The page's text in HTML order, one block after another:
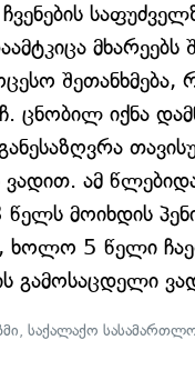
მხარეებს
შეთანხმება,
ცნობილ იქნა
ამ
მოიხდის
ხოლო 5 წელი
გამოსაცდელი
, საქალაქო